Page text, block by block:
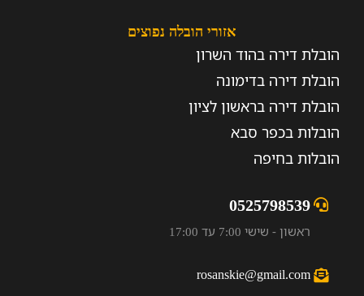
אזורי הובלה נפוצים
הובלת דירה בהוד השרון
הובלת דירה בדימונה
הובלת דירה בראשון לציון
הובלות בכפר סבא
הובלות בחיפה
0525798539
ראשון - שישי 7:00 עד 17:00
rosanskie@gmail.com